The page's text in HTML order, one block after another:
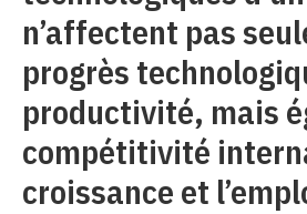
n’affectent pas
progrès
productivité, mais
compétitivité
croissance et